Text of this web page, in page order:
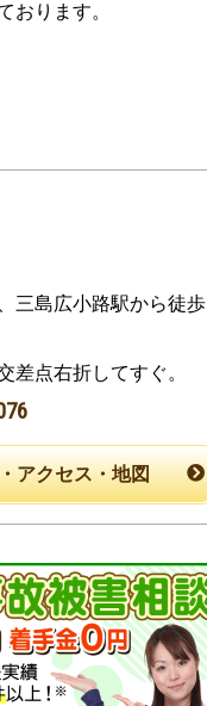
おります。
三島広小路駅から徒歩
差点右折してすぐ。
アクセス・地図